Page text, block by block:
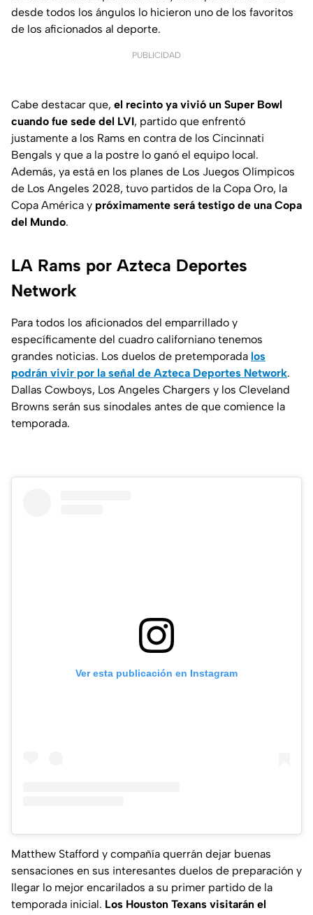
desde todos los ángulos lo hicieron uno de los favoritos
de los aficionados al deporte.
PUBLICIDAD
Cabe destacar que, el recinto ya vivió un Super Bowl
cuando fue sede del LVI, partido que enfrentó
justamente a los Rams en contra de los Cincinnati
Bengals y que a la postre lo ganó el equipo local.
Además, ya está en los planes de Los Juegos Olímpicos
de Los Angeles 2028, tuvo partidos de la Copa Oro, la
Copa América y próximamente será testigo de una Copa
del Mundo.
LA Rams por Azteca Deportes
Network
Para todos los aficionados del emparrillado y
específicamente del cuadro californiano tenemos
grandes noticias. Los duelos de pretemporada los
podrán vivir por la señal de Azteca Deportes Network.
Dallas Cowboys, Los Angeles Chargers y los Cleveland
Browns serán sus sinodales antes de que comience la
temporada.
Ver esta publicación en Instagram
Matthew Stafford y compañía querrán dejar buenas
sensaciones en sus interesantes duelos de preparación y
llegar lo mejor encarilados a su primer partido de la
temporada inicial. Los Houston Texans visitarán el